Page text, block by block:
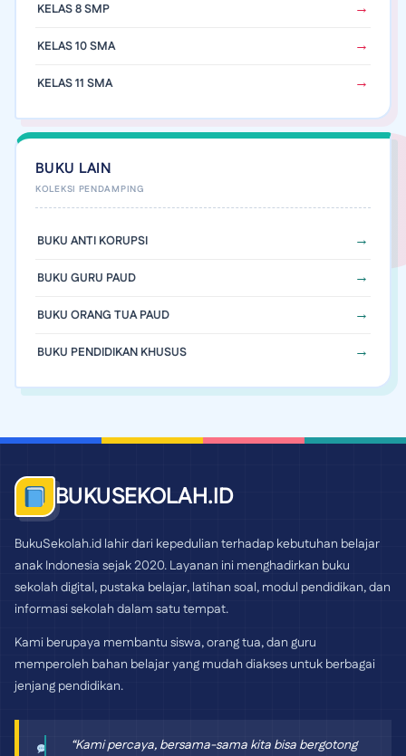
KELAS 8 SMP
KELAS 10 SMA
KELAS 11 SMA
BUKU LAIN
BUKU ANTI KORUPSI
BUKU GURU PAUD
BUKU ORANG TUA PAUD
BUKU PENDIDIKAN KHUSUS
BUKUSEKOLAH.ID
BukuSekolah.id lahir dari kepedulian terhadap kebutuhan belajar
anak Indonesia sejak 2020. Layanan ini menghadirkan buku
sekolah digital, pustaka belajar, latihan soal, modul pendidikan, dan
informasi sekolah dalam satu tempat.
Kami berupaya membantu siswa, orang tua, dan guru
memperoleh bahan belajar yang mudah diakses untuk berbagai
jenjang pendidikan.
“Kami percaya, bersama-sama kita bisa bergotong